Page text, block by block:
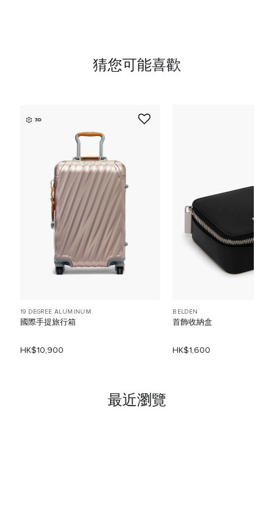
猜您可能喜歡
3D
19 DEGREE ALUMINUM
國際手提旅行箱
HK$10,900
BELDEN
首飾收納盒
HK$1,600
最近瀏覽